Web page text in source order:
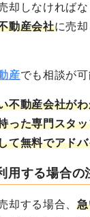
却しなければ
動産会社に売
産でも相談が可
不動産会社が
った専門スタ
て無料でアド
用する場合の
却する場合、